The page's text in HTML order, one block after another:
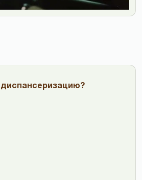
диспансеризацию?